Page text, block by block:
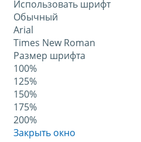
Использовать шрифт
Обычный
Arial
Times New Roman
Размер шрифта
100%
125%
150%
175%
200%
Закрыть окно